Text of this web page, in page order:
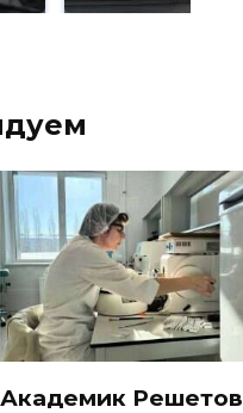
Академик Решетов